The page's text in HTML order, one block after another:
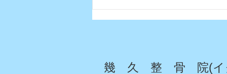
幾 久 整 骨 院(イク